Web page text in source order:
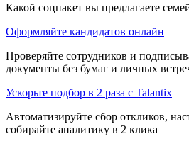
Какой соцпакет вы предлагаете
Оформляйте кандидатов онлайн
Проверяйте сотрудников и
документы без бумаг и личных
Ускорьте подбор в 2 раза с Talantix
Автоматизируйте сбор откликов,
собирайте аналитику в 2 клика